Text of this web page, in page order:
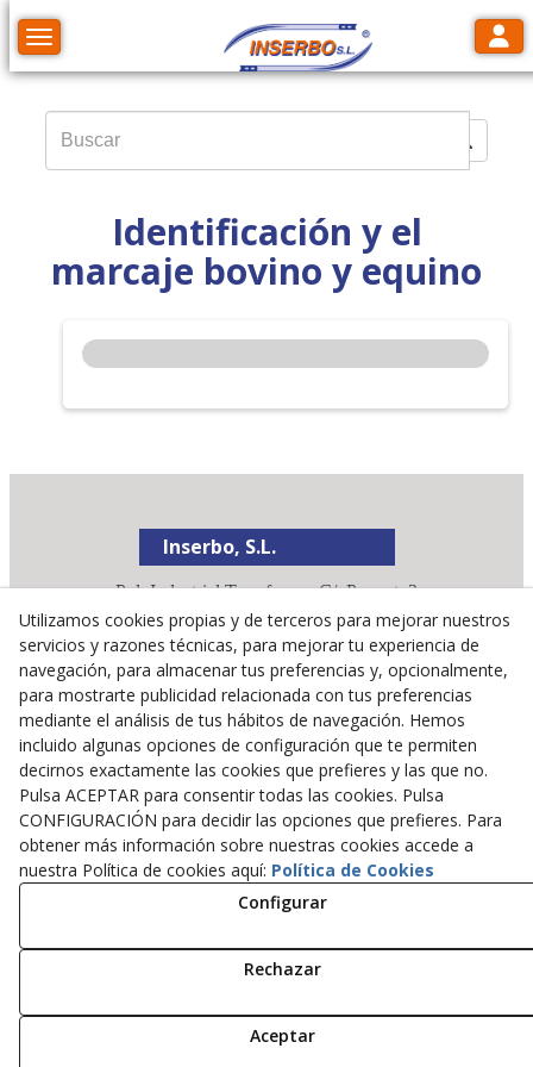
Toggle navigation
Identificación y el
marcaje bovino y equino
Inserbo, S.L.
Pol. Industrial Torrefarrera C/. Ponent, 3
25123 Torrefarrera(Lleida )España
+34 973 75 03 13
+34 973 75 17 72
inserbo@inserbo.com
Aviso Legal
Política Cookies
Política de Privacidad
© 08/2026 Inserbo, S.L. - Todos los derechos reservados.
Utilizamos cookies propias y de terceros para mejorar nuestros
servicios y razones técnicas, para mejorar tu experiencia de
navegación, para almacenar tus preferencias y, opcionalmente,
para mostrarte publicidad relacionada con tus preferencias
mediante el análisis de tus hábitos de navegación. Hemos
incluido algunas opciones de configuración que te permiten
decirnos exactamente las cookies que prefieres y las que no.
Pulsa ACEPTAR para consentir todas las cookies. Pulsa
CONFIGURACIÓN para decidir las opciones que prefieres. Para
obtener más información sobre nuestras cookies accede a
nuestra Política de cookies aquí: Política de Cookies
Configurar
Rechazar
Aceptar